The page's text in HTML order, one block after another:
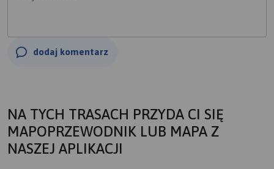
dodaj komentarz
NA TYCH TRASACH PRZYDA CI SIĘ
MAPOPRZEWODNIK LUB MAPA Z
NASZEJ APLIKACJI